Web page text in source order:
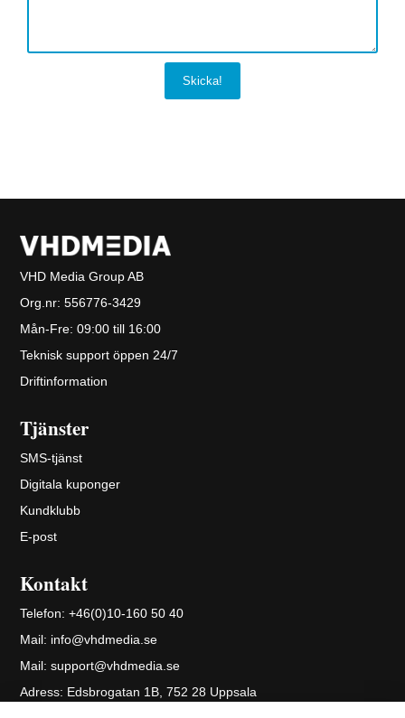
VHD Media Group AB
Org.nr:556776-3429
Mån-Fre: 09:00 till 16:00
Teknisk support öppen 24/7
Driftinformation
Tjänster
SMS-tjänst
Digitala kuponger
Kundklubb
E-post
Kontakt
Telefon:+46(0)10-160 50 40
Mail: info@vhdmedia.se
Mail:support@vhdmedia.se
Adress: Edsbrogatan 1B, 752 28 Uppsala